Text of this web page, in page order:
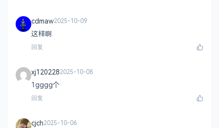
cdmaw2025-10-09
这样啊
回复
xj1202282025-10-08
1gggg个
回复
cjch2025-10-06